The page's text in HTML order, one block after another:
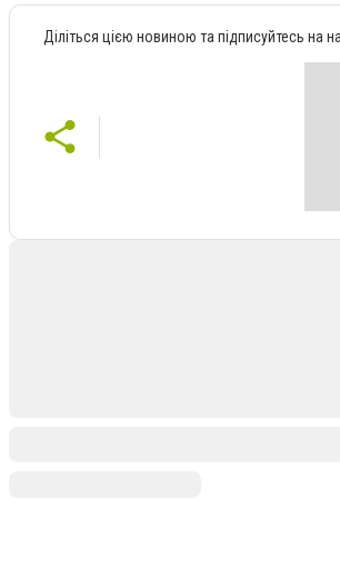
Діліться цією новиною та підписуйтесь на